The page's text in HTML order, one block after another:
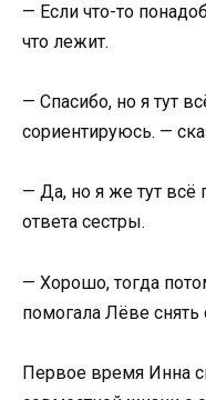
— Если что-то
что лежит.
— Спасибо, но я тут
сориентируюсь. —
— Да, но я же тут
ответа сестры.
— Хорошо, тогда
помогала Лёве
Первое время Инна